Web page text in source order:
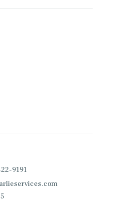
9191